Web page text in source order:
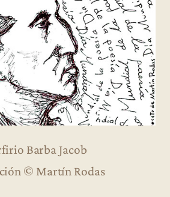
Barba Jacob
© Martín Rodas